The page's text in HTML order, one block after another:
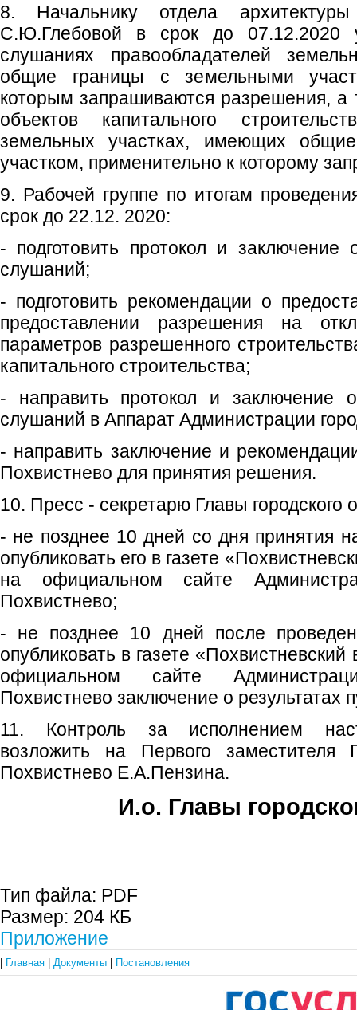
8. Начальнику отдела архитектуры
С.Ю.Глебовой в срок до 07.12.2020
слушаниях правообладателей
общие границы с земельными
которым запрашиваются разрешения, а
объектов капитального
земельных участках, имеющих
участком, применительно к которому
9. Рабочей группе по итогам
срок до 22.12. 2020:
- подготовить протокол и заключение
слушаний;
- подготовить рекомендации о
предоставлении разрешения на
параметров разрешенного
капитального строительства;
- направить протокол и заключение
слушаний в Аппарат Администрации
- направить заключение и
Похвистнево для принятия решения.
10. Пресс - секретарю Главы городского
- не позднее 10 дней со дня принятия
опубликовать его в газете
на официальном сайте
Похвистнево;
- не позднее 10 дней после
опубликовать в газете
официальном сайте
Похвистнево заключение о результатах
11. Контроль за исполнением
возложить на Первого заместителя
Похвистнево Е.А.Пензина.
И.о. Главы
Тип файла: PDF
Размер: 204 КБ
Приложение
Главная Документы Постановления